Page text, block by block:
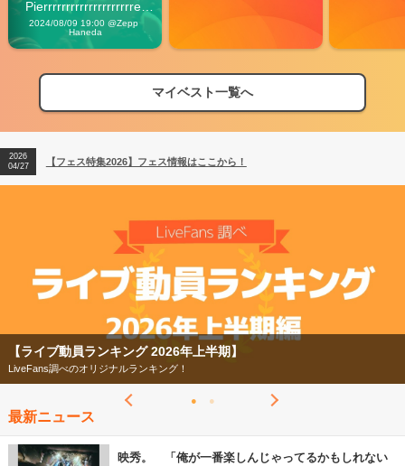
Pierrrrrrrrrrrrrrrrrrrre
Vibes
2024/08/09 19:00 @Zepp
Haneda
マイベスト一覧へ
【フェス特集2026】フェス情報はここから！
【ライブ動員ランキング】2026年上半期編発表！
2026
04/27
【フェス特集2026】フェス情報はここから！
2026
【フェス特集2026】
今年もフェスの季節がやってきた！
最新ニュース
映秀。 「俺が一番楽しんじゃってるかもしれない